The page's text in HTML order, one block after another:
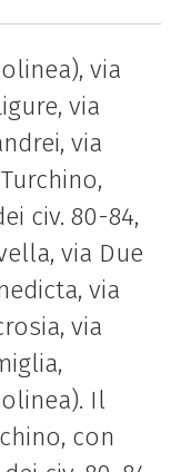
via
via
via
civ. 80-84,
via Due
via
via
Il
con